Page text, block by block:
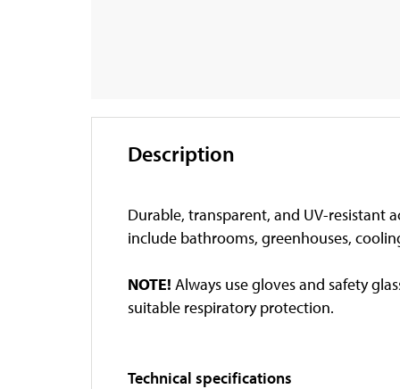
Description
Durable, transparent, and UV-resistant
include bathrooms, greenhouses,
NOTE! Always use gloves and safety
suitable respiratory protection.
Technical specifications